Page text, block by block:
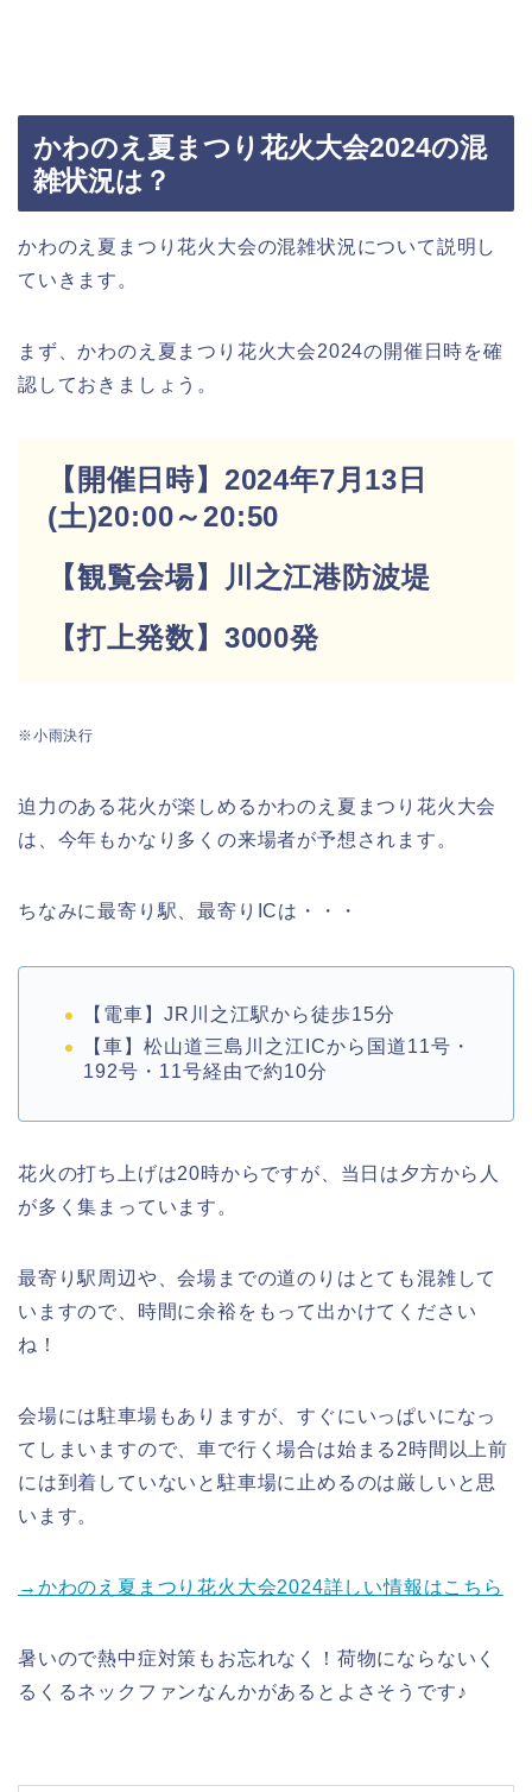
かわのえ夏まつり花火大会2024の混
雑状況は？
かわのえ夏まつり花火大会の混雑状況について説明し
ていきます。
まず、かわのえ夏まつり花火大会2024の開催日時を確
認しておきましょう。
【開催日時】2024年7月13日
(土)20:00～20:50
【観覧会場】川之江港防波堤
【打上発数】3000発
※小雨決行
迫力のある花火が楽しめるかわのえ夏まつり花火大会
は、今年もかなり多くの来場者が予想されます。
ちなみに最寄り駅、最寄りICは・・・
【電車】JR川之江駅から徒歩15分
【車】松山道三島川之江ICから国道11号・
192号・11号経由で約10分
花火の打ち上げは20時からですが、当日は夕方から人
が多く集まっています。
最寄り駅周辺や、会場までの道のりはとても混雑して
いますので、時間に余裕をもって出かけてください
ね！
会場には駐車場もありますが、すぐにいっぱいになっ
てしまいますので、車で行く場合は始まる2時間以上前
には到着していないと駐車場に止めるのは厳しいと思
います。
→かわのえ夏まつり花火大会2024詳しい情報はこちら
暑いので熱中症対策もお忘れなく！荷物にならないく
るくるネックファンなんかがあるとよさそうです♪